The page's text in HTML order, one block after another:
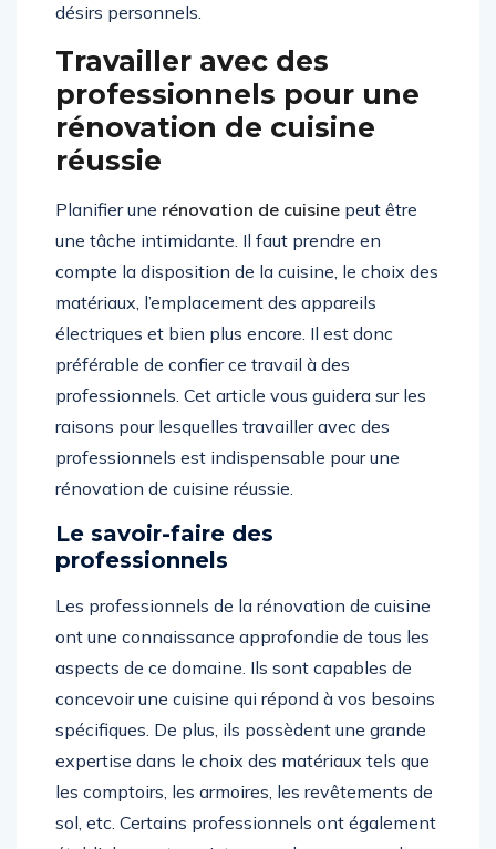
désirs personnels.
Travailler avec des
professionnels pour une
rénovation de cuisine
réussie
Planifier une rénovation de cuisine peut être
une tâche intimidante. Il faut prendre en
compte la disposition de la cuisine, le choix des
matériaux, l’emplacement des appareils
électriques et bien plus encore. Il est donc
préférable de confier ce travail à des
professionnels. Cet article vous guidera sur les
raisons pour lesquelles travailler avec des
professionnels est indispensable pour une
rénovation de cuisine réussie.
Le savoir-faire des
professionnels
Les professionnels de la rénovation de cuisine
ont une connaissance approfondie de tous les
aspects de ce domaine. Ils sont capables de
concevoir une cuisine qui répond à vos besoins
spécifiques. De plus, ils possèdent une grande
expertise dans le choix des matériaux tels que
les comptoirs, les armoires, les revêtements de
sol, etc. Certains professionnels ont également